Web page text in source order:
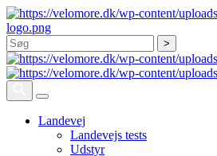
Søg
Landevej
Landevejs tests
Udstyr